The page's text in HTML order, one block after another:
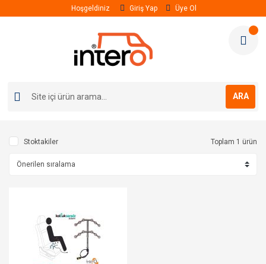
Hoşgeldiniz Giriş Yap Üye Ol
ARA
Stoktakiler Toplam 1 ürün